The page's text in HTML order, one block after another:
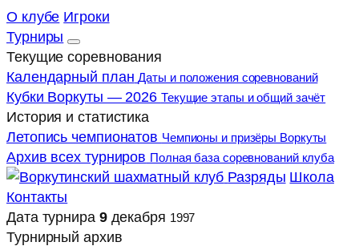
О клубе Игроки
Турниры
Текущие соревнования
Календарный план Даты и положения соревнований
Кубки Воркуты — 2026 Текущие этапы и общий зачёт
История и статистика
Летопись чемпионатов Чемпионы и призёры Воркуты
Архив всех турниров Полная база соревнований клуба
Разряды Школа
Контакты
Дата турнира 9 декабря 1997
Турнирный архив